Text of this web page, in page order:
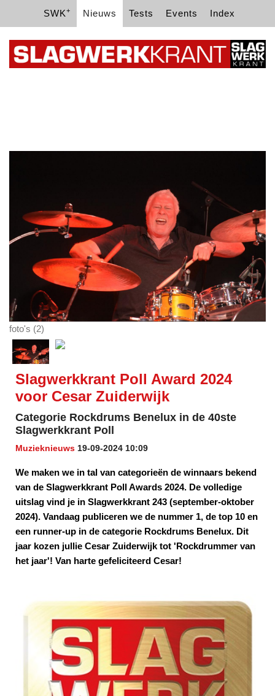
SWK+ Nieuws Tests Events Index
foto's (2)
Slagwerkkrant Poll Award 2024
voor Cesar Zuiderwijk
Categorie Rockdrums Benelux in de 40ste
Slagwerkkrant Poll
Muzieknieuws 19-09-2024 10:09
We maken we in tal van categorieën de winnaars bekend
van de Slagwerkkrant Poll Awards 2024. De volledige
uitslag vind je in Slagwerkkrant 243 (september-oktober
2024). Vandaag publiceren we de nummer 1, de top 10 en
een runner-up in de categorie Rockdrums Benelux. Dit
jaar kozen jullie Cesar Zuiderwijk tot 'Rockdrummer van
het jaar'! Van harte gefeliciteerd Cesar!